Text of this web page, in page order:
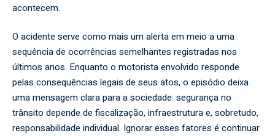
acontecem.
O acidente serve como mais um alerta em meio a uma
sequência de ocorrências semelhantes registradas nos
últimos anos. Enquanto o motorista envolvido responde
pelas consequências legais de seus atos, o episódio deixa
uma mensagem clara para a sociedade: segurança no
trânsito depende de fiscalização, infraestrutura e, sobretudo,
responsabilidade individual. Ignorar esses fatores é continuar